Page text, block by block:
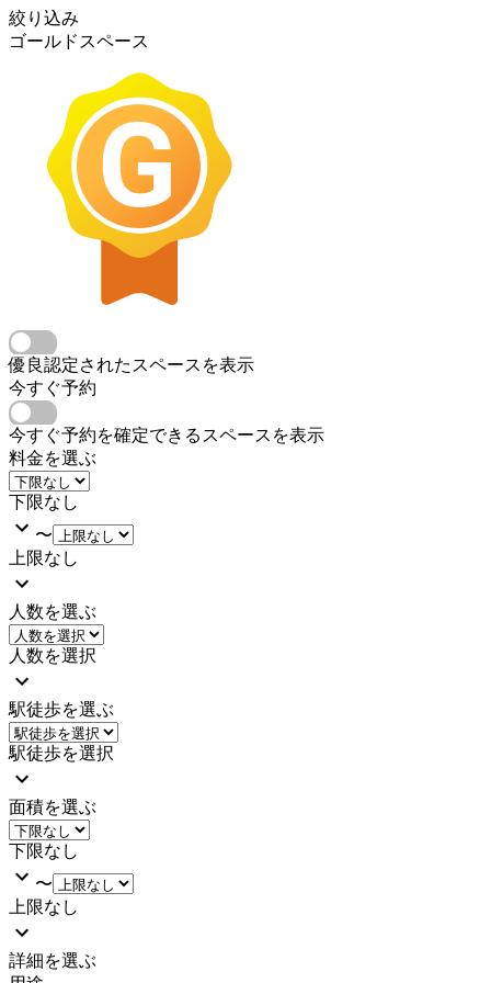
絞り込み
ゴールドスペース
優良認定されたスペースを表示
今すぐ予約
今すぐ予約を確定できるスペースを表示
料金を選ぶ
下限なし
〜
上限なし
人数を選ぶ
人数を選択
駅徒歩を選ぶ
駅徒歩を選択
面積を選ぶ
下限なし
〜
上限なし
詳細を選ぶ